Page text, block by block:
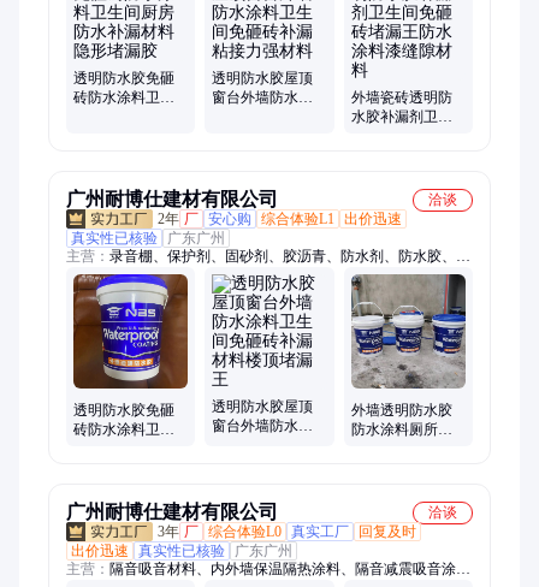
补漏
透明防水胶免砸
砖防水涂料卫生
透明防水胶屋顶
窗台外墙防水涂
外墙瓷砖透明防
水胶补漏剂卫生
广州耐博仕建材有限公司
洽谈
2年 厂 安心购 综合体验L1
出价迅速
真实性已核验
广东广州
主营： 录音棚、保护剂、固砂剂、胶沥青、防水剂、防水胶、瓷
砖胶、灰橡胶、防水材料、玻璃砖、翻新漆、抗渗剂、隔热漆、
界面剂、永凝液、固沙宝、彩钢瓦、防锈漆、水性漆、修复剂、
隔热保温、隔音吸音、隔音喷涂、阻燃喷涂、防火喷涂
透明防水胶免砸
砖防水涂料卫生
透明防水胶屋顶
窗台外墙防水涂
外墙透明防水胶
防水涂料厕所防
广州耐博仕建材有限公司
洽谈
3年 厂 综合体验L0 真实工厂
回复及时
出价迅速
真实性已核验
广东广州
主营： 隔音吸音材料、内外墙保温隔热涂料、隔音减震吸音涂